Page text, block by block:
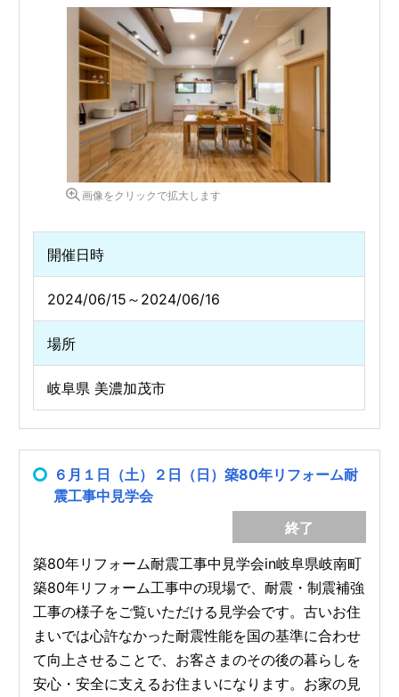
画像をクリックで拡大します
開催日時
2024/06/15～2024/06/16
場所
岐阜県 美濃加茂市
６月１日（土）２日（日）築80年リフォーム耐
震工事中見学会
終了
築80年リフォーム耐震工事中見学会in岐阜県岐南町
築80年リフォーム工事中の現場で、耐震・制震補強
工事の様子をご覧いただける見学会です。古いお住
まいでは心許なかった耐震性能を国の基準に合わせ
て向上させることで、お客さまのその後の暮らしを
安心・安全に支えるお住まいになります。お家の見